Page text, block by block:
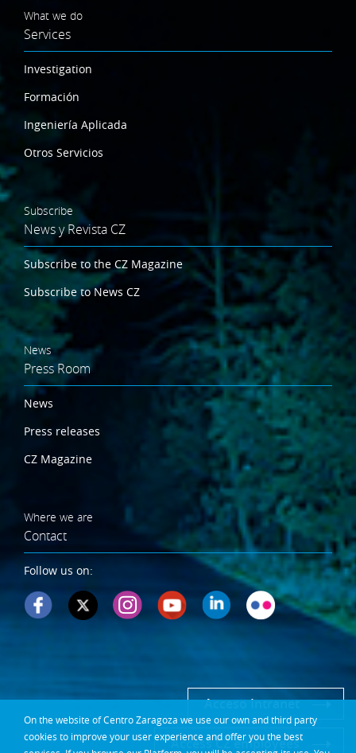
On the website of Centro Zaragoza we use our own and third party
cookies to improve your user experience and offer you the best
What we do
Services
Investigation
Formación
Ingeniería Aplicada
Otros Servicios
Subscribe
News y Revista CZ
Subscribe to the CZ Magazine
Subscribe to News CZ
News
Press Room
News
Press releases
CZ Magazine
Where we are
Contact
Follow us on:
Acceso Intranet
Access CZ employees